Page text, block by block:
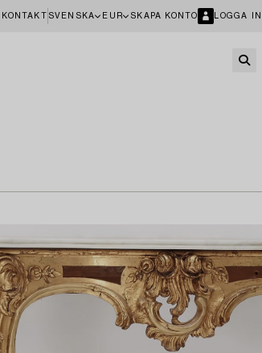
KONTAKT SVENSKA EUR SKAPA KONTO LOGGA IN